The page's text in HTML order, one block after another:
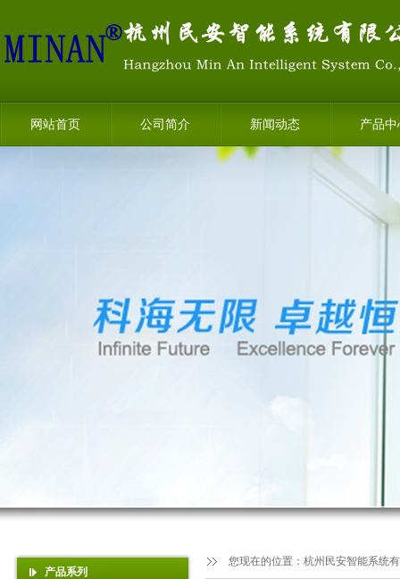
网站首页 公司简介 新闻动态 产品中
产品系列
您现在的位置： 杭州民安智能系统